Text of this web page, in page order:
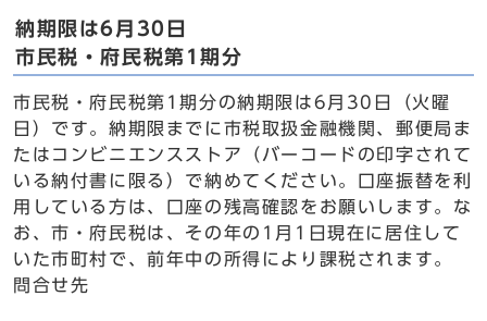
納期限は6月30日
市民税・府民税第1期分
市民税・府民税第1期分の納期限は6月30日（火曜
日）です。納期限までに市税取扱金融機関、郵便局ま
たはコンビニエンスストア（バーコードの印字されて
いる納付書に限る）で納めてください。口座振替を利
用している方は、口座の残高確認をお願いします。な
お、市・府民税は、その年の1月1日現在に居住して
いた市町村で、前年中の所得により課税されます。
問合せ先